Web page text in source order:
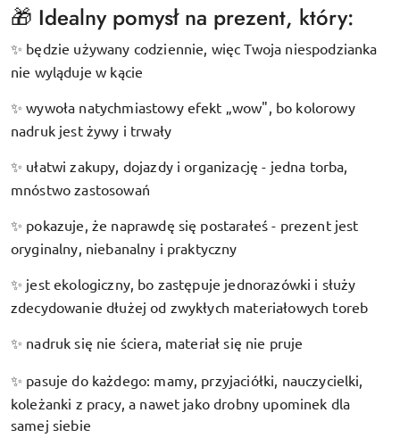
🎁 Idealny pomysł na prezent, który:
✨ będzie używany codziennie, więc Twoja niespodzianka
nie wyląduje w kącie
✨ wywoła natychmiastowy efekt „wow", bo kolorowy
nadruk jest żywy i trwały
✨ ułatwi zakupy, dojazdy i organizację - jedna torba,
mnóstwo zastosowań
✨ pokazuje, że naprawdę się postarałeś - prezent jest
oryginalny, niebanalny i praktyczny
✨ jest ekologiczny, bo zastępuje jednorazówki i służy
zdecydowanie dłużej od zwykłych materiałowych toreb
✨ nadruk się nie ściera, materiał się nie pruje
✨ pasuje do każdego: mamy, przyjaciółki, nauczycielki,
koleżanki z pracy, a nawet jako drobny upominek dla
samej siebie